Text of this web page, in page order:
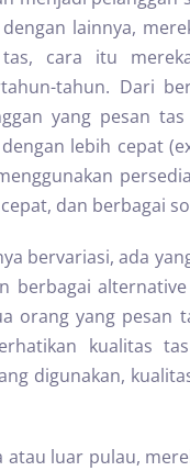
lainnya,
cara itu
tahun. Dari
yang pesan
lebih cepat
dan berbagai
bervariasi, ada
berbagai
orang yang pesan
kualitas
digunakan,
luar pulau,